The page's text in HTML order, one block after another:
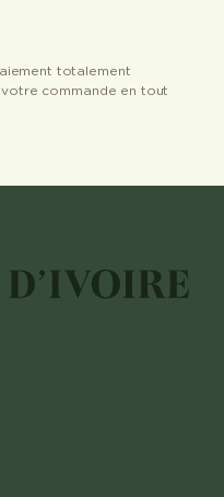
totalement
votre commande en tout